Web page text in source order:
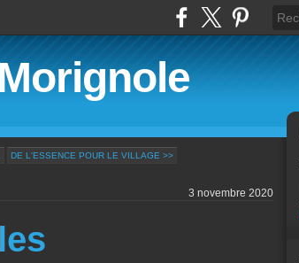
DE L'ESSENCE POUR LE VILLAGE >>
3 novembre 2020